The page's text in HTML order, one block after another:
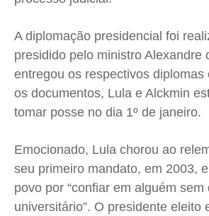
Quem Somos
Expediente
Termos de Uso
Privacidade
Quem Somos
Expediente
Termos de Uso
Privacidade
Quem Somos
Expediente
Termos de Uso
Privacidade
Quem Somos
Expediente
Termos de Uso
Privacidade
A diplomação presidencial foi
presidido pelo ministro Alexandre
entregou os respectivos diplomas
os documentos, Lula e Alckmin
tomar posse no dia 1º de janeiro.
Emocionado, Lula chorou ao
seu primeiro mandato, em 2003,
povo por “confiar em alguém sem
universitário”. O presidente eleito